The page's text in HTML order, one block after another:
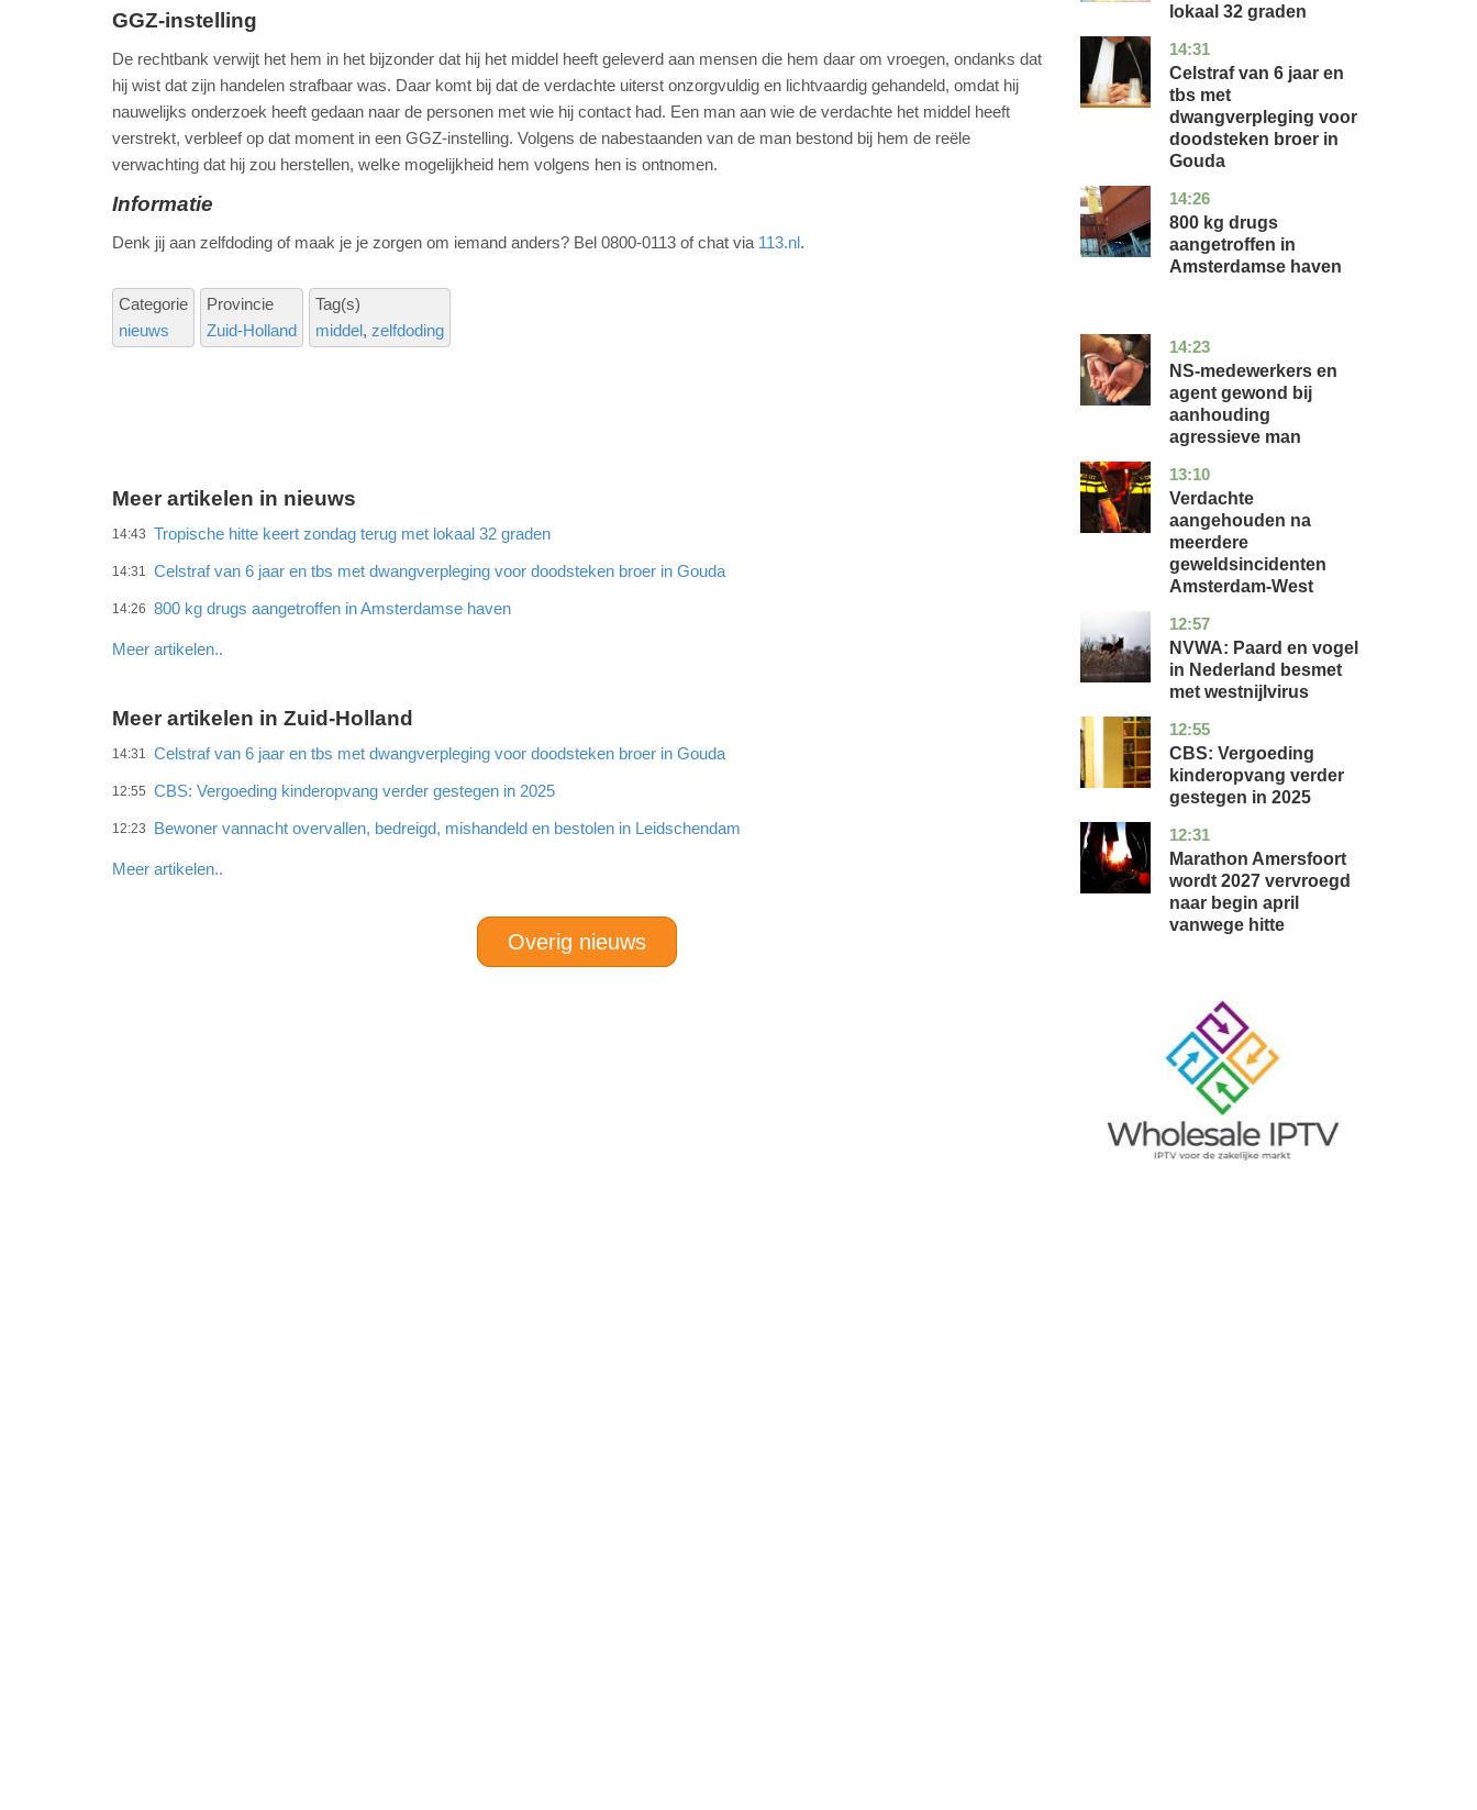
GGZ-instelling
De rechtbank verwijt het hem in het bijzonder dat hij het middel heeft geleverd aan mensen die hem daar om vroegen, ondanks dat
hij wist dat zijn handelen strafbaar was. Daar komt bij dat de verdachte uiterst onzorgvuldig en lichtvaardig gehandeld, omdat hij
nauwelijks onderzoek heeft gedaan naar de personen met wie hij contact had. Een man aan wie de verdachte het middel heeft
verstrekt, verbleef op dat moment in een GGZ-instelling. Volgens de nabestaanden van de man bestond bij hem de reële
verwachting dat hij zou herstellen, welke mogelijkheid hem volgens hen is ontnomen.
Informatie
Denk jij aan zelfdoding of maak je je zorgen om iemand anders? Bel 0800-0113 of chat via 113.nl.
Categorie
nieuws
Provincie
Zuid-Holland
Tag(s)
middel zelfdoding
Meer artikelen in nieuws
14:43 Tropische hitte keert zondag terug met lokaal 32 graden
14:31 Celstraf van 6 jaar en tbs met dwangverpleging voor doodsteken broer in Gouda
14:26 800 kg drugs aangetroffen in Amsterdamse haven
Meer artikelen..
Meer artikelen in Zuid-Holland
14:31 Celstraf van 6 jaar en tbs met dwangverpleging voor doodsteken broer in Gouda
12:55 CBS: Vergoeding kinderopvang verder gestegen in 2025
12:23 Bewoner vannacht overvallen, bedreigd, mishandeld en bestolen in Leidschendam
Meer artikelen..
Overig nieuws
lokaal 32 graden
14:31
zuid-
holland
nieuws
Celstraf van 6 jaar en
tbs met
dwangverpleging voor
doodsteken broer in
Gouda
14:26
noord-
holland
nieuws
800 kg drugs
aangetroffen in
Amsterdamse haven
14:23
flevoland
nieuws
NS-medewerkers en
agent gewond bij
aanhouding
agressieve man
13:10
noord-
holland
nieuws
Verdachte
aangehouden na
meerdere
geweldsincidenten
Amsterdam-West
12:57
utrecht
nieuws
NVWA: Paard en vogel
in Nederland besmet
met westnijlvirus
12:55
zuid-
holland
economie
CBS: Vergoeding
kinderopvang verder
gestegen in 2025
12:31
utrecht
nieuws
Marathon Amersfoort
wordt 2027 vervroegd
naar begin april
vanwege hitte